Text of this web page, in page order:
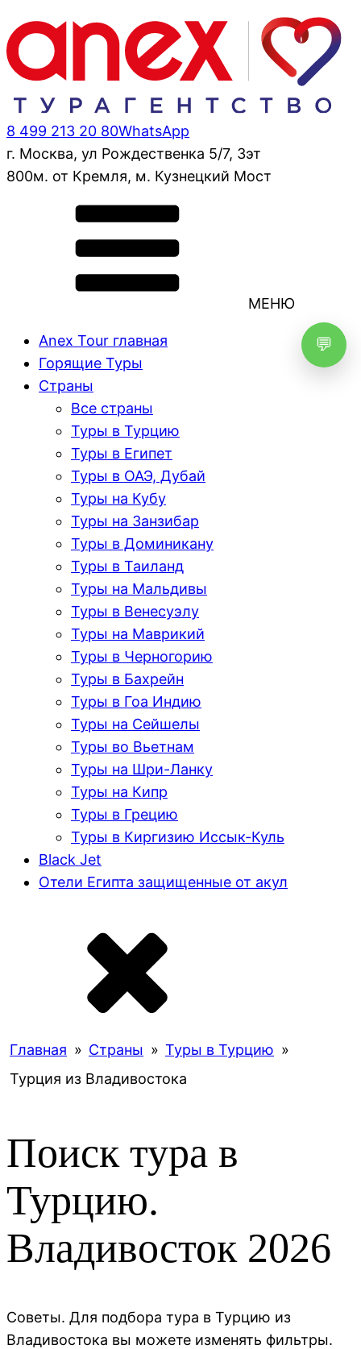
8 499 213 20 80WhatsApp
г. Москва, ул Рождественка 5/7, 3эт
800м. от Кремля, м. Кузнецкий Мост
МЕНЮ
Anex Tour главная
Горящие Туры
Страны
Все страны
Туры в Турцию
Туры в Египет
Туры в ОАЭ, Дубай
Туры на Кубу
Туры на Занзибар
Туры в Доминикану
Туры в Таиланд
Туры на Мальдивы
Туры в Венесуэлу
Туры на Маврикий
Туры в Черногорию
Туры в Бахрейн
Туры в Гоа Индию
Туры на Сейшелы
Туры во Вьетнам
Туры на Шри-Ланку
Туры на Кипр
Туры в Грецию
Туры в Киргизию Иссык-Куль
Black Jet
Отели Египта защищенные от акул
Главная » Страны » Туры в Турцию »
Турция из Владивостока
Поиск тура в
Турцию.
Владивосток 2026
Советы. Для подбора тура в Турцию из
Владивостока вы можете изменять фильтры.